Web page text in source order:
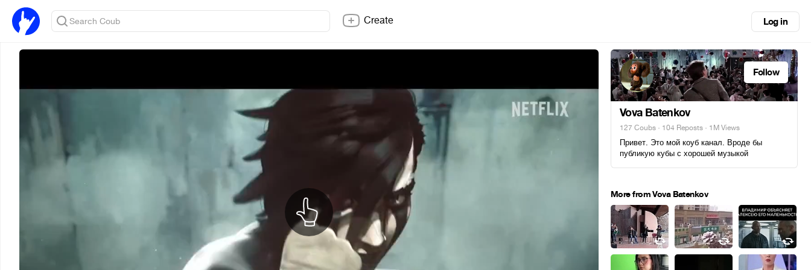
Create Log in
Follow
Vova Batenkov
127 Coubs · 104 Reposts · 1M Views
Привет. Это мой коуб канал. Вроде бы
публикую кубы с хорошей музыкой
More from Vova Batenkov